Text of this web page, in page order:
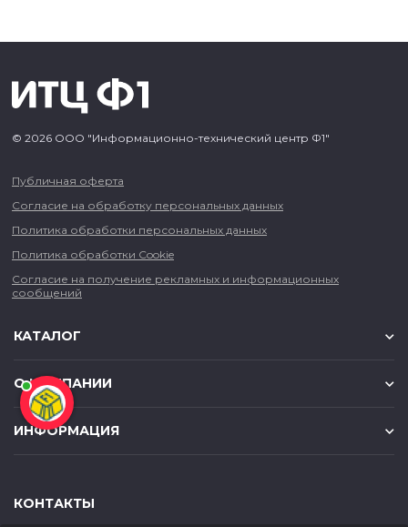
© 2026 ООО "Информационно-технический центр Ф1"
Публичная оферта
Согласие на обработку персональных данных
Политика обработки персональных данных
Политика обработки Cookie
Согласие на получение рекламных и информационных
сообщений
КАТАЛОГ
О КОМПАНИИ
ИНФОРМАЦИЯ
КОНТАКТЫ